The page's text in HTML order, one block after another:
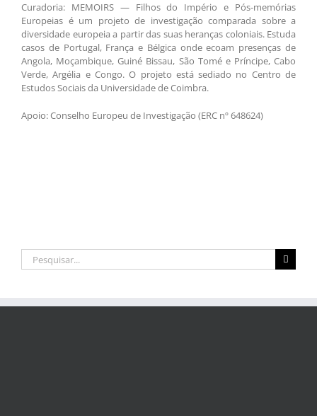
Curadoria: MEMOIRS — Filhos do Império e Pós-memórias
Europeias é um projeto de investigação comparada sobre a
diversidade europeia a partir das suas heranças coloniais. Estuda
casos de Portugal, França e Bélgica onde ecoam presenças de
Angola, Moçambique, Guiné Bissau, São Tomé e Príncipe, Cabo
Verde, Argélia e Congo. O projeto está sediado no Centro de
Estudos Sociais da Universidade de Coimbra.
Apoio: Conselho Europeu de Investigação (ERC nº 648624)
Pesquisar